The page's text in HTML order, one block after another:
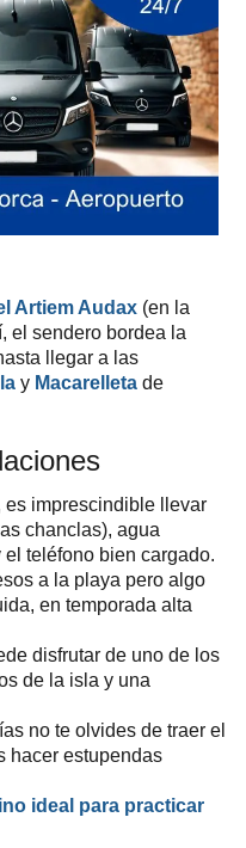
Artiem Audax (en la
el sendero bordea la
llegar a las
y Macarelleta de
es imprescindible llevar
chanclas), agua
teléfono bien cargado.
a la playa pero algo
en temporada alta
disfrutar de uno de los
de la isla y una
no te olvides de traer el
hacer estupendas
ideal para practicar